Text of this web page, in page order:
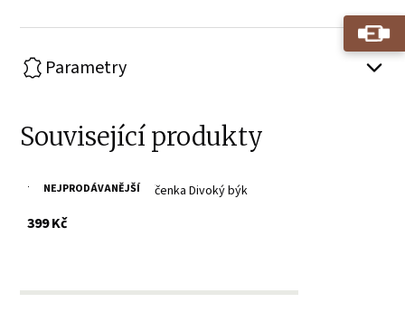
Parametry
Související produkty
NEJPRODÁVANĚJŠÍ
Tmavě hnědá kožená klíčenka Divoký býk
399 Kčs DPH